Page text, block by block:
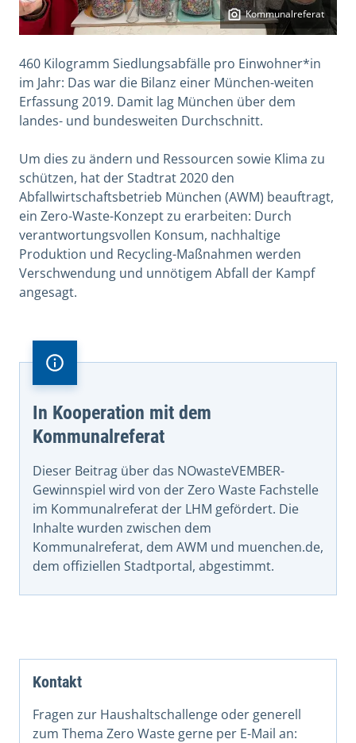
Kommunalreferat
460 Kilogramm Siedlungsabfälle pro Einwohner*in
im Jahr: Das war die Bilanz einer München-weiten
Erfassung 2019. Damit lag München über dem
landes- und bundesweiten Durchschnitt.
Um dies zu ändern und Ressourcen sowie Klima zu
schützen, hat der Stadtrat 2020 den
Abfallwirtschaftsbetrieb München (AWM) beauftragt,
ein Zero-Waste-Konzept zu erarbeiten: Durch
verantwortungsvollen Konsum, nachhaltige
Produktion und Recycling-Maßnahmen werden
Verschwendung und unnötigem Abfall der Kampf
angesagt.
In Kooperation mit dem
Kommunalreferat
Dieser Beitrag über das NOwasteVEMBER-
Gewinnspiel wird von der Zero Waste Fachstelle
im Kommunalreferat der LHM gefördert. Die
Inhalte wurden zwischen dem
Kommunalreferat, dem AWM und muenchen.de,
dem offiziellen Stadtportal, abgestimmt.
Kontakt
Fragen zur Haushaltschallenge oder generell
zum Thema Zero Waste gerne per E-Mail an: